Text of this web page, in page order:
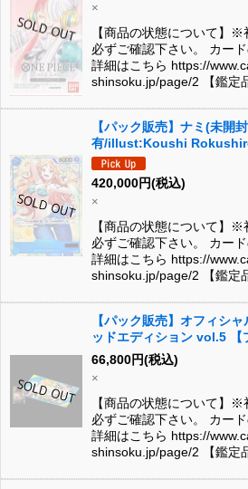
×
【商品の状態について】
必ずご確認下さい。 カー
詳細はこちら https://
shinsoku.jp/page/2 【鑑定
【パック販売】ナミ(未開
有/illust:Koushi
420,000円(税込)
×
【商品の状態について】
必ずご確認下さい。 カー
詳細はこちら https://
shinsoku.jp/page/2 【鑑定
【パック販売】オフィシ
ッドエディション vol.5 【
付
66,800円(税込)
×
【商品の状態について】
必ずご確認下さい。 カー
詳細はこちら https://
shinsoku.jp/page/2 【鑑定